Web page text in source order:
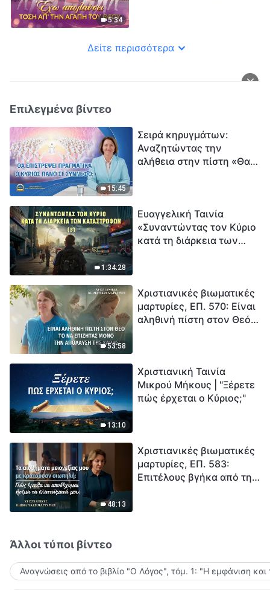
5:34
Δείτε περισσότερα
Επιλεγμένα βίντεο
15:45
Σειρά κηρυγμάτων:
Αναζητώντας την
αλήθεια στην πίστη «Θα
1:34:28
Ευαγγελική Ταινία
«Συναντώντας τον Κύριο
κατά τη διάρκεια των
εξαφάνισης». Οι
καταστροφές χτυπούν.
Ξεκινά η αντίστροφη
53:58
Χριστιανικές βιωματικές
μαρτυρίες, ΕΠ. 570: Είναι
αληθινή πίστη στον Θεό
13:10
Χριστιανική Ταινία
Μικρού Μήκους | "Ξέρετε
πώς έρχεται ο Κύριος;"
48:13
Χριστιανικές βιωματικές
μαρτυρίες, ΕΠ. 583:
Επιτέλους βγήκα από τη
Άλλοι τύποι βίντεο
Αναγνώσεις από το βιβλίο "Ο Λόγος", τόμ. 1: "Η εμφάνιση